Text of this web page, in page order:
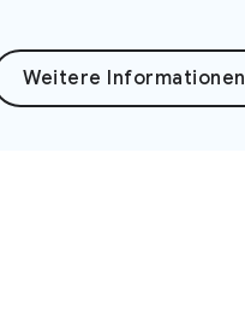
Weitere Informationen